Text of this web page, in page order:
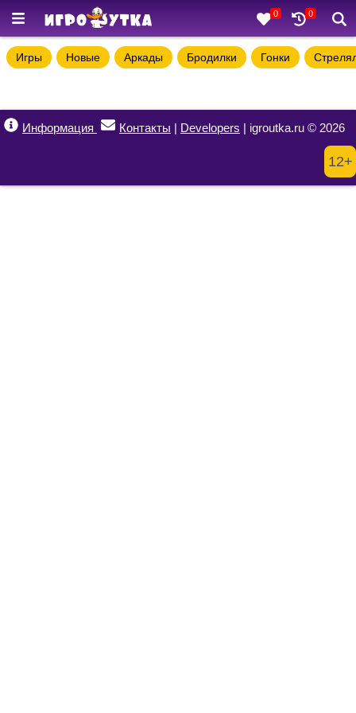
0 0
Игры Новые Аркады Бродилки Гонки
Информация Контакты | Developers | igroutka.ru © 2026
12+